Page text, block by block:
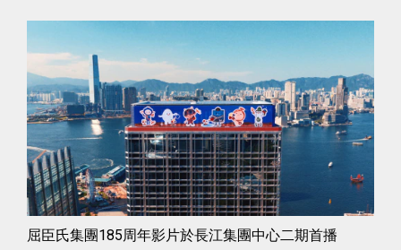
屈臣氏集團185周年影片於長江集團中心二期首播